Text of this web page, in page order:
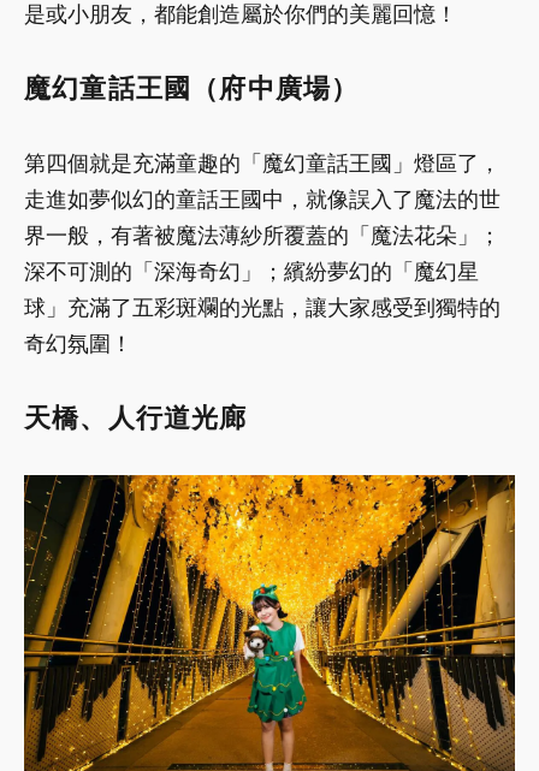
是或小朋友，都能創造屬於你們的美麗回憶！
魔幻童話王國（府中廣場）
第四個就是充滿童趣的「魔幻童話王國」燈區了，
走進如夢似幻的童話王國中，就像誤入了魔法的世
界一般，有著被魔法薄紗所覆蓋的「魔法花朵」；
深不可測的「深海奇幻」；繽紛夢幻的「魔幻星
球」充滿了五彩斑斕的光點，讓大家感受到獨特的
奇幻氛圍！
天橋、人行道光廊